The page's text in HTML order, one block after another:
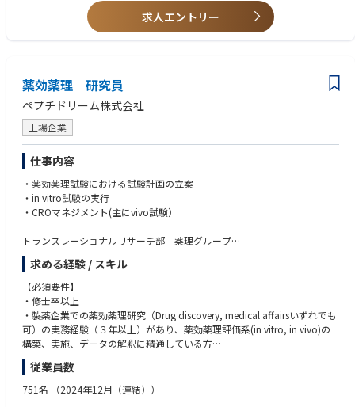
Medical、Compliance、Legalなどの関係部門と連携し、非販促活動に関
するポリシーおよび業務プロセスの一貫した運用を確保する。
求人エントリー
薬効薬理 研究員
ペプチドリーム株式会社
上場企業
仕事内容
・薬効薬理試験における試験計画の立案
・in vitro試験の実行
・CROマネジメント(主にvivo試験）
トランスレーショナルリサーチ部 薬理グループ
探索から開発までの薬効薬理に関わる化合物評価を実施することにより、
成功確率が高い臨床候補化合物の同定とその評価促進と効率化に貢献して
いるグループです。専門家として実験系の計画立案、施行、結果の解釈を
してプロジェクトに貢献できます。
■薬理研究チーム（オンコロジー領域）
近年高い抗腫瘍効果で世界的な注目を集めている、ラジオアイソトープ(R
ドのスクリーニングをリードし、臨床での成功確率の高い化合物創出に貢
献いただける方を募集しております。
最先端のモダリティであるRI-PDCのdrug discovery研究で、TPP (target p
求める経験 / スキル
【必須要件】
・修士卒以上
・製薬企業での薬効薬理研究（Drug discovery, medical affairsいずれでも
可）の実務経験（３年以上）があり、薬効薬理評価系(in vitro, in vivo)の
構築、実施、データの解釈に精通している方
【歓迎要件】
・RI-PDCのような新規モダリティーでオンコロジー領域の新薬に挑戦した
従業員数
751名 （2024年12月（連結））